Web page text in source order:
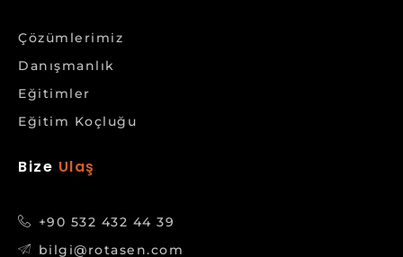
Çözümlerimiz
Danışmanlık
Eğitimler
Eğitim Koçluğu
Bize Ulaş
+90 532 432 44 39
bilgi@rotasen.com